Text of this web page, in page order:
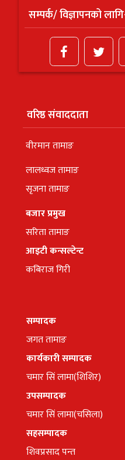
सम्पर्क/ विज्ञापनको
वरिष्ठ संवाददाता
वीरमान तामाङ
लालध्वज तामाङ
सृजना तामाङ
बजार प्रमुख
सरिता तामाङ
आइटी कन्सल्टेन्ट
कबिराज गिरी
सम्पादक
जगत तामाङ
कार्यकारी सम्पादक
चमार सिं लामा(शिशिर)
उपसम्पादक
चमार सिं लामा(चसिला)
सहसम्पादक
शिवप्रसाद पन्त